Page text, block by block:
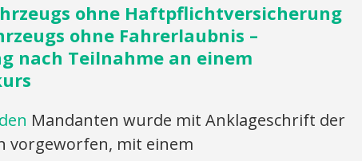
ohne Haftpflichtversicherung
ohne Fahrerlaubnis –
nach Teilnahme an einem
Mandanten wurde mit Anklageschrift der
vorgeworfen, mit einem